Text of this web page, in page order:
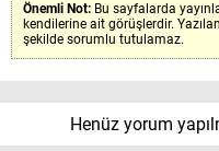
Önemli Not: Bu sayfalarda
kendilerine ait görüşlerdir.
şekilde sorumlu tutulamaz.
Henüz yorum